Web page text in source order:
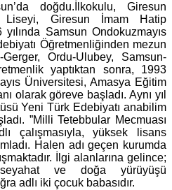
doğdu.İlkokulu, Giresun
Liseyi, Giresun İmam Hatip
Samsun Ondokuzmayıs
Öğretmenliğinden mezun
Gerger, Ordu-Ulubey, Samsun-
yaptıktan sonra, 1993
Üniversitesi, Amasya Eğitim
olarak göreve başladı. Aynı yıl
Yeni Türk Edebiyatı anabilim
”Milli Tetebbular Mecmuası
çalışmasıyla, yüksek lisans
Halen adı geçen kurumda
İlgi alanlarına gelince;
ve doğa yürüyüşü
adlı iki çocuk babasıdır.